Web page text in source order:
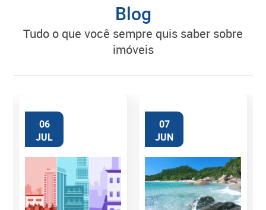
Blog
tudo o que você sempre quis saber sobre
imóveis
06
JUL
07
JUN